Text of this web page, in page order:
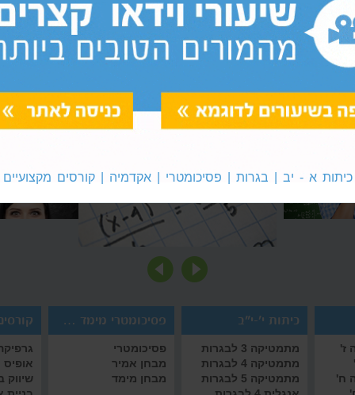
מועד ב'
בגרות במתמטיקה: פתרון מועד ב'
במתמטיקה? לפתרון הקליקו
ז'
ח'
כיתות י'-י"ב
מתמטיקה 3 לבגרות
מתמטיקה 4 לבגרות
מתמטיקה 5 לבגרות
פסיכומטרי מימד אמיר/ם
פסיכומטרי
מבחן אמיר
מבחן מימד
אופיס
שיווק
כיתות א - יב | בגרות | פסיכומטרי | אקדמיה | קורסים מקצועיים